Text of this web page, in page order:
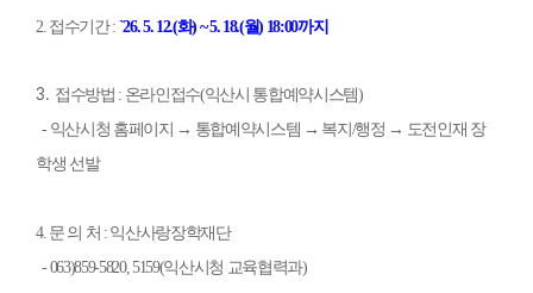
2. 접수기간: `26. 5. 12.(화) ~ 5. 18.(월) 18:00까지
3. 접수방법 : 온라인접수(익산시 통합예약시스템)
- 익산시청 홈페이지 → 통합예약시스템 → 복지 /행정 → 도전인재 장
학생 선발
4. 문 의 처 : 익산사랑장학재단
- 063)859-5820, 5159(익산시청 교육협력과)